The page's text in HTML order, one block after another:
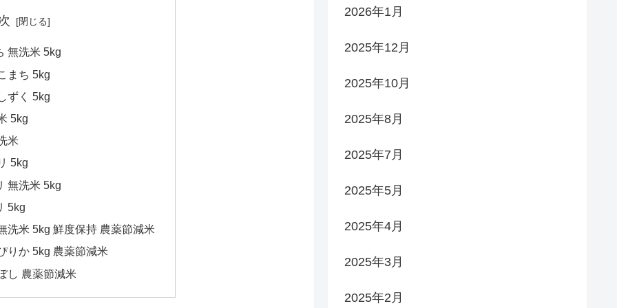
無洗米 5kg
まち 5kg
ずく 5kg
5kg
米
5kg
無洗米 5kg
5kg
洗米 5kg 鮮度保持 農薬節減米
りか 5kg 農薬節減米
し 農薬節減米
2026年1月
2025年12月
2025年10月
2025年8月
2025年7月
2025年5月
2025年4月
2025年3月
2025年2月